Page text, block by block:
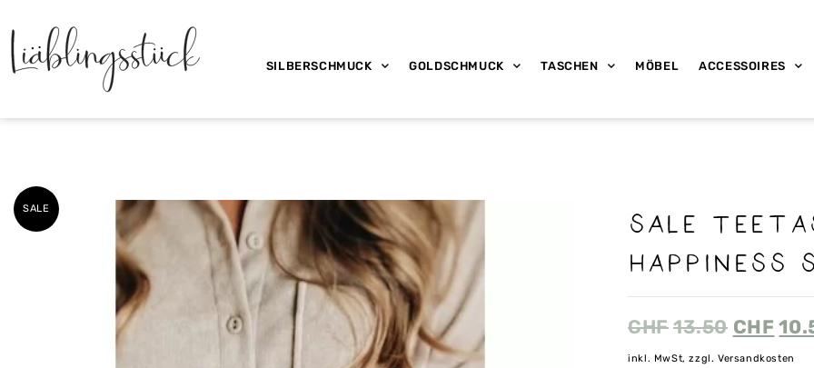
SILBERSCHMUCK GOLDSCHMUCK TASCHEN MÖBEL ACCESSOIRES
SALE sALE
CHF 13.50 CHF
inkl. MwSt, zzgl. Versandkosten